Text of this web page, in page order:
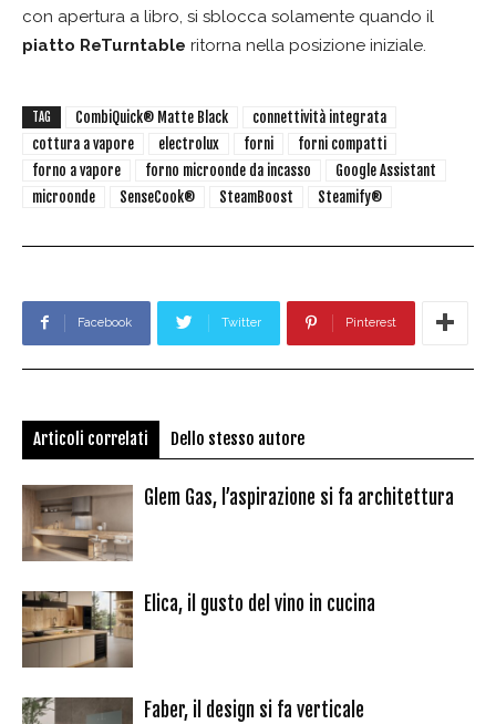
con apertura a libro, si sblocca solamente quando il
piatto ReTurntable ritorna nella posizione iniziale.
TAG CombiQuick® Matte Black
connettività integrata
cottura a vapore
electrolux forni
forni compatti
forno a vapore
forno microonde da incasso
Google Assistant
microonde
SenseCook® SteamBoost Steamify®
Facebook Twitter Pinterest
Articoli correlati Dello stesso autore
Glem Gas, l’aspirazione si fa architettura
Elica, il gusto del vino in cucina
Faber, il design si fa verticale